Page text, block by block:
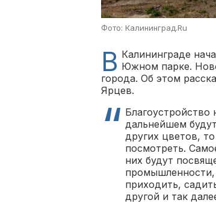
Фото: Калининград.Ru
В Калининграде
Южном парке.
города. Об этом
Ярцев.
дальнейшем
других цветов,
посмотреть.
них будут
промышленности,
приходить,
другой и так